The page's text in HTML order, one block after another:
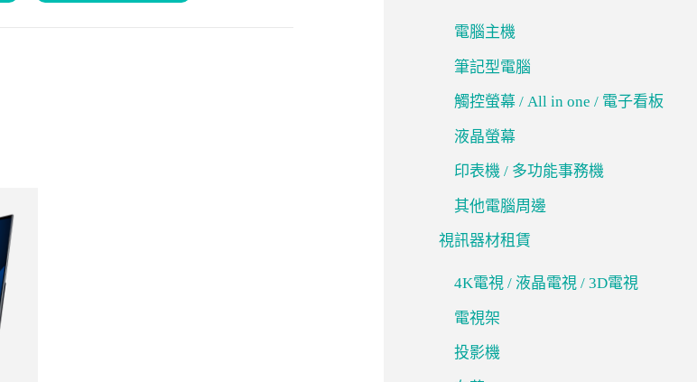
電腦主機
筆記型電腦
觸控螢幕 / All in one / 電子看板
液晶螢幕
印表機 / 多功能事務機
其他電腦周邊
視訊器材租賃
4K電視 / 液晶電視 / 3D電視
電視架
投影機